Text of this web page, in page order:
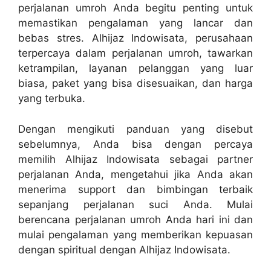
perjalanan umroh Anda begitu penting untuk
memastikan pengalaman yang lancar dan
bebas stres. Alhijaz Indowisata, perusahaan
terpercaya dalam perjalanan umroh, tawarkan
ketrampilan, layanan pelanggan yang luar
biasa, paket yang bisa disesuaikan, dan harga
yang terbuka.
Dengan mengikuti panduan yang disebut
sebelumnya, Anda bisa dengan percaya
memilih Alhijaz Indowisata sebagai partner
perjalanan Anda, mengetahui jika Anda akan
menerima support dan bimbingan terbaik
sepanjang perjalanan suci Anda. Mulai
berencana perjalanan umroh Anda hari ini dan
mulai pengalaman yang memberikan kepuasan
dengan spiritual dengan Alhijaz Indowisata.